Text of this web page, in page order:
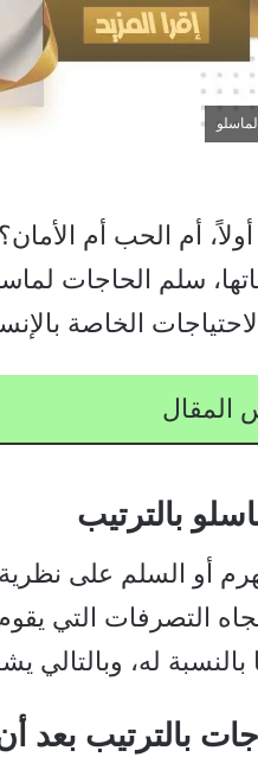
أولاً، أم الحب أم
سلم الحاجات
الخاصة
المقال
بالترتيب
أو السلم على
التصرفات التي
بالنسبة له،
بالترتيب بعد أن صنفها